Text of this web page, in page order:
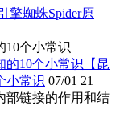
擎蜘蛛Spider原
10个小常识
【昆
小常识 07/01 21
部链接的作用和结